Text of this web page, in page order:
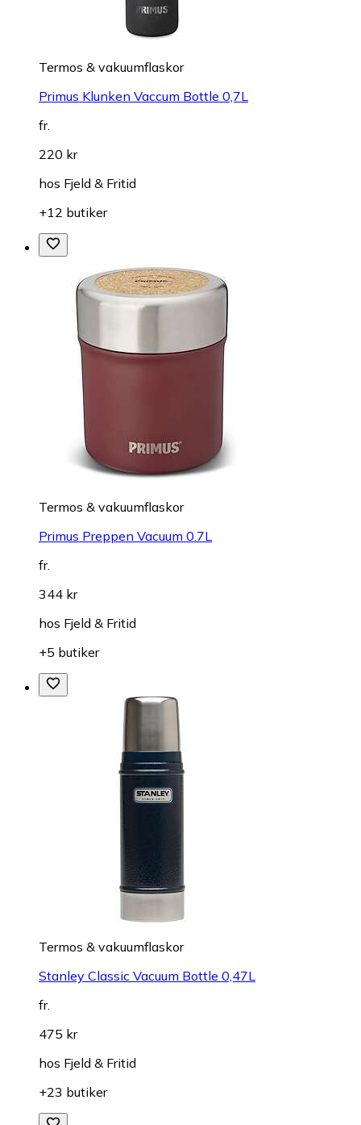
Termos & vakuumflaskor
Primus Klunken Vaccum Bottle 0,7L
fr.
220 kr
hos Fjeld & Fritid
+12 butiker
Termos & vakuumflaskor
Primus Preppen Vacuum 0.7L
fr.
344 kr
hos Fjeld & Fritid
+5 butiker
Termos & vakuumflaskor
Stanley Classic Vacuum Bottle 0,47L
fr.
475 kr
hos Fjeld & Fritid
+23 butiker